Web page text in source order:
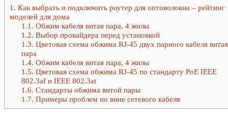
1. Как выбрать и подключить роутер для оптоволокна – рейтинг
моделей для дома
1.1. Обжим кабеля витая пара, 4 жилы
1.2. Выбор провайдера перед установкой
1.3. Цветовая схема обжима RJ-45 двух парного кабеля витая
пара
1.4. Обжим кабеля витая пара, 4 жилы
1.5. Цветовая схема обжима RJ-45 по стандарту PoE IEEE
802.3af и IEEE 802.3at
1.6. Стандарты обжима витой пары
1.7. Примеры проблем по вине сетевого кабеля